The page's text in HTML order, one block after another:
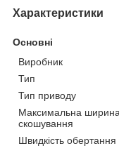
Характеристики
Основні
Виробник
Тип
Тип приводу
Максимальна ширина
скошування
Швидкість обертання